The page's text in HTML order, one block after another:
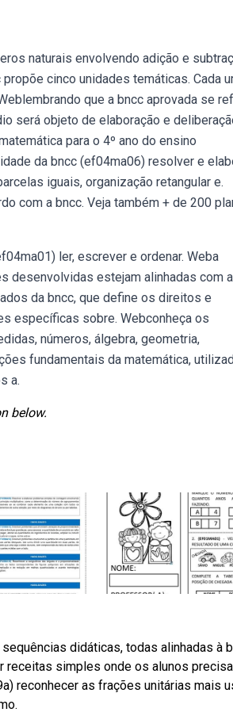
naturais envolvendo adição e
cinco unidades temáticas. Cada
que a bncc aprovada se
será objeto de elaboração e
para o 4º ano do ensino
da bncc (ef04ma06) resolver e
iguais, organização retangular e.
com a bncc. Veja também + de 200
ler, escrever e ordenar. Weba
desenvolvidas estejam alinhadas com
da bncc, que define os direitos e
específicas sobre. Webconheça os
números, álgebra, geometria,
fundamentais da matemática,
a.
below.
didáticas, todas alinhadas à
receitas simples onde os alunos
reconhecer as frações unitárias mais